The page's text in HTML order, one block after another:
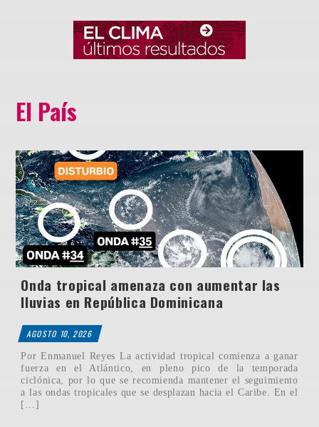
El País
Onda tropical amenaza con aumentar las
lluvias en República Dominicana
AGOSTO 10, 2026
Por Enmanuel Reyes La actividad tropical comienza a ganar
fuerza en el Atlántico, en pleno pico de la temporada
ciclónica, por lo que se recomienda mantener el seguimiento
a las ondas tropicales que se desplazan hacia el Caribe. En el
[…]